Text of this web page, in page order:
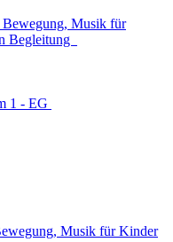
Bewegung, Musik für
Begleitung
1 - EG
Musik für Kinder